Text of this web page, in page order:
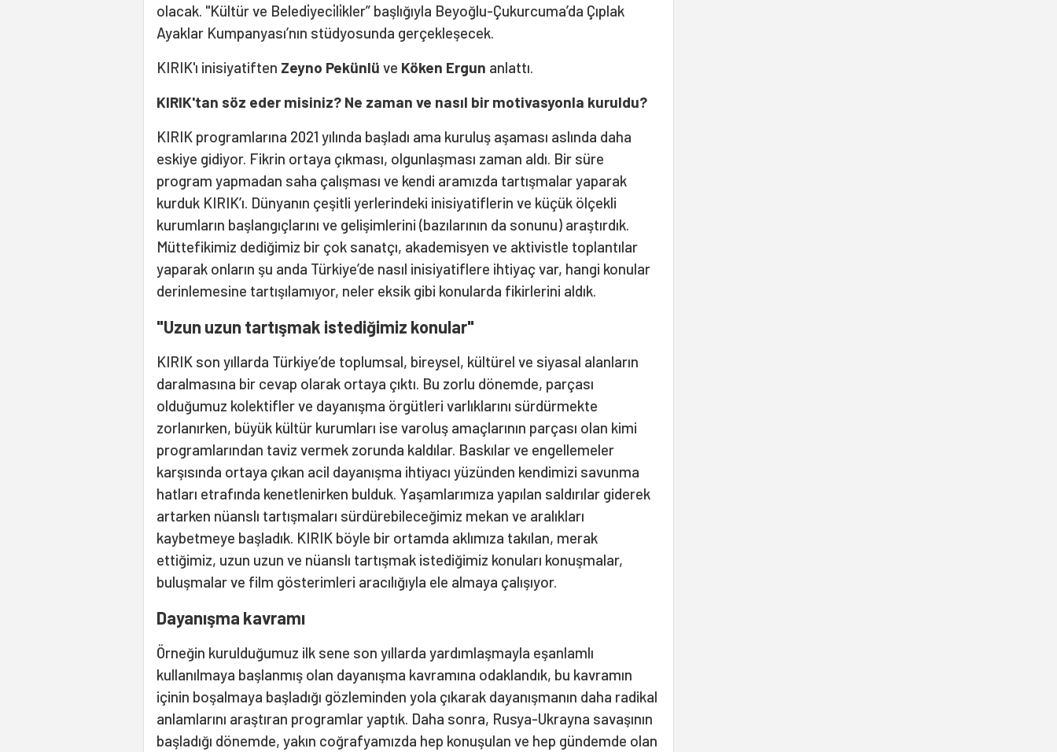
olacak. "Kültür ve Beledi̇yeci̇li̇kler” başlığıyla Beyoğlu-Çukurcuma’da Çıplak
Ayaklar Kumpanyası’nın stüdyosunda gerçekleşecek.
KIRIK'ı inisiyatiften Zeyno Pekünlü ve Köken Ergun anlattı.
KIRIK'tan söz eder misiniz? Ne zaman ve nasıl bir motivasyonla kuruldu?
KIRIK programlarına 2021 yılında başladı ama kuruluş aşaması aslında daha
eskiye gidiyor. Fikrin ortaya çıkması, olgunlaşması zaman aldı. Bir süre
program yapmadan saha çalışması ve kendi aramızda tartışmalar yaparak
kurduk KIRIK’ı. Dünyanın çeşitli yerlerindeki inisiyatiflerin ve küçük ölçekli
kurumların başlangıçlarını ve gelişimlerini (bazılarının da sonunu) araştırdık.
Müttefikimiz dediğimiz bir çok sanatçı, akademisyen ve aktivistle toplantılar
yaparak onların şu anda Türkiye’de nasıl inisiyatiflere ihtiyaç var, hangi konular
derinlemesine tartışılamıyor, neler eksik gibi konularda fikirlerini aldık.
"Uzun uzun tartışmak istediğimiz konular"
KIRIK son yıllarda Türkiye’de toplumsal, bireysel, kültürel ve siyasal alanların
daralmasına bir cevap olarak ortaya çıktı. Bu zorlu dönemde, parçası
olduğumuz kolektifler ve dayanışma örgütleri varlıklarını sürdürmekte
zorlanırken, büyük kültür kurumları ise varoluş amaçlarının parçası olan kimi
programlarından taviz vermek zorunda kaldılar. Baskılar ve engellemeler
karşısında ortaya çıkan acil dayanışma ihtiyacı yüzünden kendimizi savunma
hatları etrafında kenetlenirken bulduk. Yaşamlarımıza yapılan saldırılar giderek
artarken nüanslı tartışmaları sürdürebileceğimiz mekan ve aralıkları
kaybetmeye başladık. KIRIK böyle bir ortamda aklımıza takılan, merak
ettiğimiz, uzun uzun ve nüanslı tartışmak istediğimiz konuları konuşmalar,
buluşmalar ve film gösterimleri aracılığıyla ele almaya çalışıyor.
Dayanışma kavramı
Örneğin kurulduğumuz ilk sene son yıllarda yardımlaşmayla eşanlamlı
kullanılmaya başlanmış olan dayanışma kavramına odaklandık, bu kavramın
içinin boşalmaya başladığı gözleminden yola çıkarak dayanışmanın daha radikal
anlamlarını araştıran programlar yaptık. Daha sonra, Rusya-Ukrayna savaşının
başladığı dönemde, yakın coğrafyamızda hep konuşulan ve hep gündemde olan